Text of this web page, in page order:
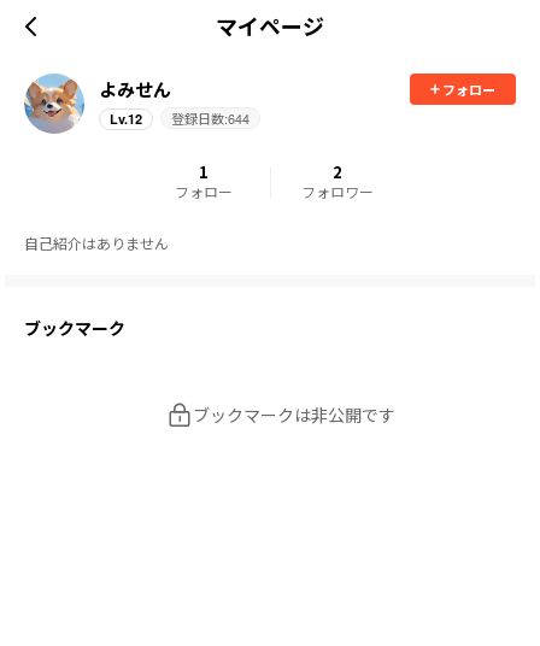
マイページ
よみせん
フォロー
Lv.12 登録日数:644
1
フォロー
2
フォロワー
自己紹介はありません
ブックマーク
ブックマークは非公開です